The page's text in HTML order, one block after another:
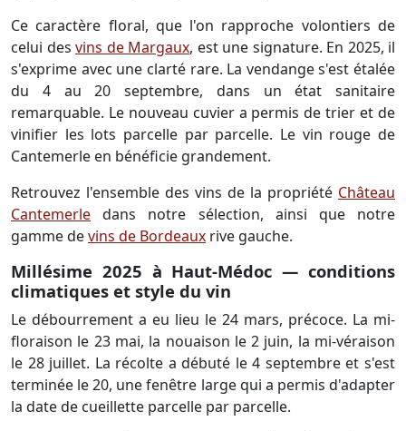
Ce caractère floral, que l'on rapproche volontiers de
celui des vins de Margaux, est une signature. En 2025, il
s'exprime avec une clarté rare. La vendange s'est étalée
du 4 au 20 septembre, dans un état sanitaire
remarquable. Le nouveau cuvier a permis de trier et de
vinifier les lots parcelle par parcelle. Le vin rouge de
Cantemerle en bénéficie grandement.
Retrouvez l'ensemble des vins de la propriété Château
Cantemerle dans notre sélection, ainsi que notre
gamme devins de Bordeaux rive gauche.
Millésime 2025 à Haut-Médoc — conditions
climatiques et style du vin
Le débourrement a eu lieu le 24 mars, précoce. La mi-
floraison le 23 mai, la nouaison le 2 juin, la mi-véraison
le 28 juillet. La récolte a débuté le 4 septembre et s'est
terminée le 20, une fenêtre large qui a permis d'adapter
la date de cueillette parcelle par parcelle.